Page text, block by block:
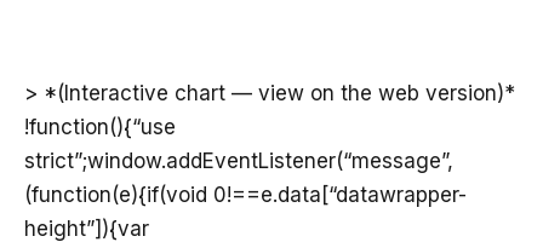
> *(Interactive chart — view on the web version)*
!function(){“use
strict”;window.addEventListener(“message”,
(function(e){if(void 0!==e.data[“datawrapper-
height”]){var